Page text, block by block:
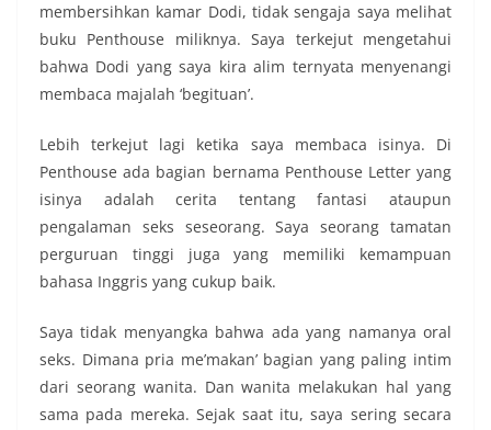
membersihkan kamar Dodi, tidak sengaja saya melihat
buku Penthouse miliknya. Saya terkejut mengetahui
bahwa Dodi yang saya kira alim ternyata menyenangi
membaca majalah ‘begituan’.
Lebih terkejut lagi ketika saya membaca isinya. Di
Penthouse ada bagian bernama Penthouse Letter yang
isinya adalah cerita tentang fantasi ataupun
pengalaman seks seseorang. Saya seorang tamatan
perguruan tinggi juga yang memiliki kemampuan
bahasa Inggris yang cukup baik.
Saya tidak menyangka bahwa ada yang namanya oral
seks. Dimana pria me’makan’ bagian yang paling intim
dari seorang wanita. Dan wanita melakukan hal yang
sama pada mereka. Sejak saat itu, saya sering secara